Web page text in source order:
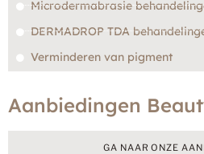
Microdermabrasie
DERMADROP TDA
Verminderen van pigment
Aanbiedingen
GA NAAR ONZE